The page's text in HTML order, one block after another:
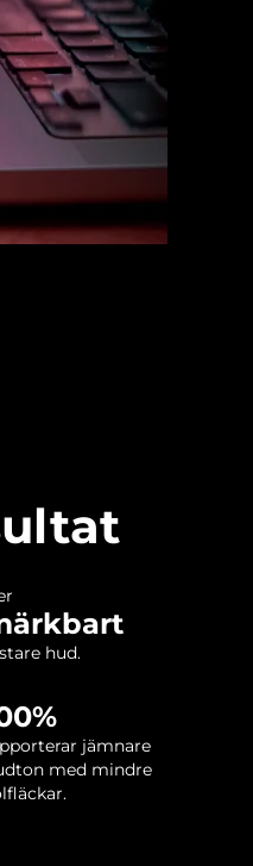
hud.
jämnare
med mindre